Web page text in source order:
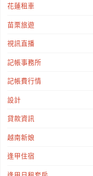
花蓮租車
苗栗旅遊
視訊直播
記帳事務所
記帳費行情
設計
貸款資訊
越南新娘
逢甲住宿